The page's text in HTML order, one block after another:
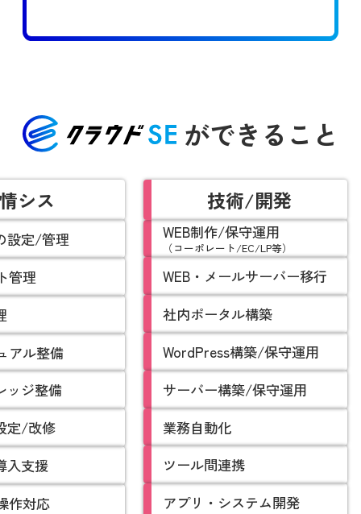
ができること
情シス
設定/管理
管理
アル整備
ッジ整備
定/改修
入支援
作対応
技術/開発
WEB制作/保守運用
（コーポレート/EC/LP等）
WEB・メールサーバー移行
社内ポータル構築
WordPress構築/保守運用
サーバー構築/保守運用
業務自動化
ツール間連携
アプリ・システム開発